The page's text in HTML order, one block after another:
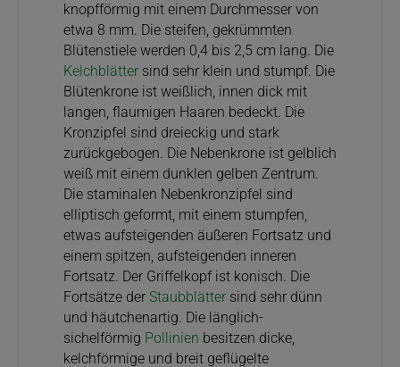
knopfförmig mit einem Durchmesser von
etwa 8 mm. Die steifen, gekrümmten
Blütenstiele werden 0,4 bis 2,5 cm lang. Die
Kelchblätter sind sehr klein und stumpf. Die
Blütenkrone ist weißlich, innen dick mit
langen, flaumigen Haaren bedeckt. Die
Kronzipfel sind dreieckig und stark
zurückgebogen. Die Nebenkrone ist gelblich
weiß mit einem dunklen gelben Zentrum.
Die staminalen Nebenkronzipfel sind
elliptisch geformt, mit einem stumpfen,
etwas aufsteigenden äußeren Fortsatz und
einem spitzen, aufsteigenden inneren
Fortsatz. Der Griffelkopf ist konisch. Die
Fortsätze der Staubblätter sind sehr dünn
und häutchenartig. Die länglich-
sichelförmig Pollinien besitzen dicke,
kelchförmige und breit geflügelte